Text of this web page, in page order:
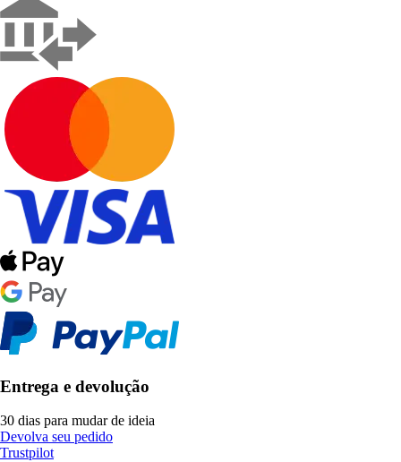
Entrega e devolução
30 dias para mudar de ideia
Devolva seu pedido
Trustpilot